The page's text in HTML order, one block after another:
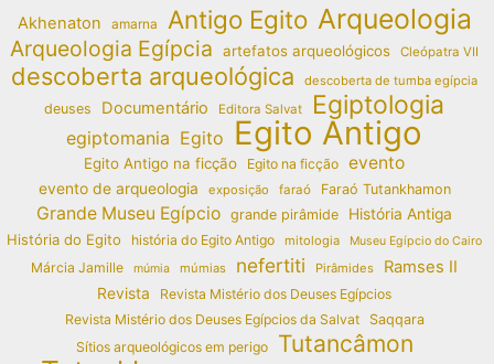
Akhenaton amarna Antigo Egito Arqueologia
Arqueologia Egípcia artefatos arqueológicos Cleópatra VII
descoberta arqueológica descoberta de tumba egípcia
deuses Documentário Editora Salvat Egiptologia
egiptomania Egito Egito Antigo
Egito Antigo na ficção Egito na ficção evento
evento de arqueologia exposição faraó Faraó Tutankhamon
Grande Museu Egípcio grande pirâmide
História Antiga
História do Egito
história do Egito Antigo mitologia Museu Egípcio do Cairo
Márcia Jamille múmia múmias nefertiti Pirâmides Ramses II
Revista
Revista Mistério dos Deuses Egípcios
Revista Mistério dos Deuses Egípcios da Salvat
Saqqara
Sítios arqueológicos em perigo
Tutancâmon